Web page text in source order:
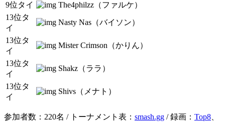
9位タイ
The4philzz（ファルケ）
13位タ
イ
Nasty Nas（バイソン）
13位タ
イ
Mister Crimson（かりん）
13位タ
イ
Shakz（ララ）
13位タ
イ
Shivs（メナト）
参加者数：220名 / トーナメント表： smash.gg / 録画： Top8、